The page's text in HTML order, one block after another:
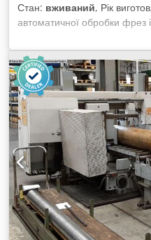
Стан: вживаний, Рік
автоматичної обробки фрез
хвостовикових
інструментів, таких як
дротяної електроерозійної
огородження -
рідини - Автоматична
установка N181 -
Автоматична
заготовки ISO50 -
Dex Ap Ijrf Максимальний
Максимальна довжина
хвостовикового
зовнішній діаметр дискових
Максимальна маса
Хід по осі Y: 300 мм Хід по